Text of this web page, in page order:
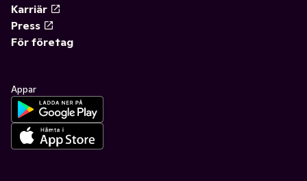
Karriär
Press
För företag
Appar